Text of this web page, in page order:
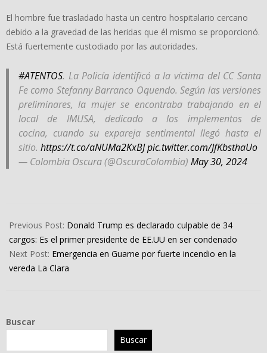
El hombre fue trasladado hasta un centro hospitalario cercano
debido a la gravedad de las heridas que él mismo se proporcionó.
Está fuertemente custodiado por las autoridades.
#ATENTOS. La Policía identificó a la víctima del CC Santa
Fe como Stefanny Barranco Oquendo. Según las versiones
preliminares, la mujer se encontraba trabajando en el
local de IMUSA, dedicado a los implementos de
cocina, cuando su expareja sentimental llegó hasta el
sitio. https://t.co/aNUMa2KxBJpic.twitter.com/JfKbsthaUo
— Colombia Oscura (@OscuraColombia) May 30, 2024
05-
30
Previous Post: Donald Trump es declarado culpable de 34
cargos: Es el primer presidente de EE.UU en ser condenado
Next Post: Emergencia en Guarne por fuerte incendio en la
vereda La Clara
Buscar
Buscar